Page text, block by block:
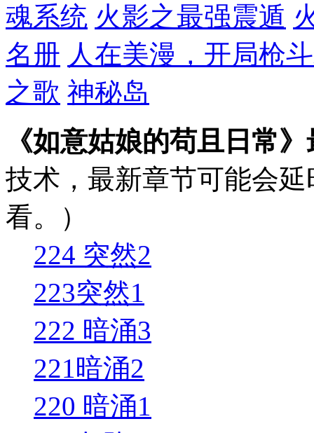
魂系统 火影之最强震遁
名册 人在美漫，开局枪
之歌 神秘岛
《如意姑娘的苟且日常
技术，最新章节可能会
看。）
224 突然2
223突然1
222 暗涌3
221暗涌2
220 暗涌1